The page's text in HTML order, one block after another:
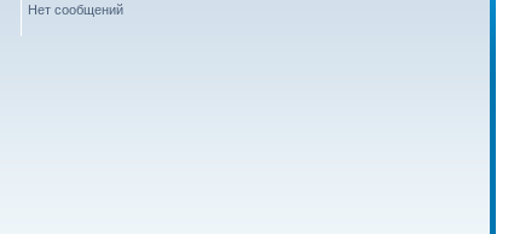
Нет сообщений